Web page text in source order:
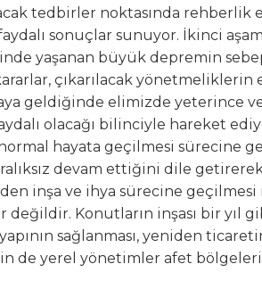
tedbirler noktasında rehberlik
sonuçlar sunuyor. İkinci
yaşanan büyük depremin
çıkarılacak yönetmeliklerin
geldiğinde elimizde yeterince
olacağı bilinciyle hareket
hayata geçilmesi sürecine
devam ettiğini dile
inşa ve ihya sürecine geçilmesi
değildir. Konutların inşası bir yıl
sağlanması, yeniden
de yerel yönetimler afet